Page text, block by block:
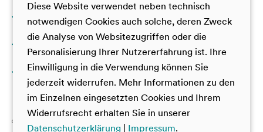
GamesTalente
TalentAkademie
JuniorAkademie
GamesTalente
TalentAkademie
VorbilderAkademie
Deutsche SchülerAkademie
Dt.-Frz. Jugendcamp China
Klassen 11 – 12
GamesTalente
Deutsche SchülerAkademie
Dt.-Frz. Jugendcamp China
Darüber hinaus
SUPER YOU
Über uns
Mitwirken bei den Akademien
Materialien zum Download
Diese Website verwendet neben technisch
notwendigen Cookies auch solche, deren Zweck
die Analyse von Websitezugriffen oder die
Personalisierung Ihrer Nutzererfahrung ist. Ihre
Einwilligung in die Verwendung können Sie
jederzeit widerrufen. Mehr Informationen zu den
im Einzelnen eingesetzten Cookies und Ihrem
Widerrufsrecht erhalten Sie in unserer
Datenschutzerklärung
Impressum.